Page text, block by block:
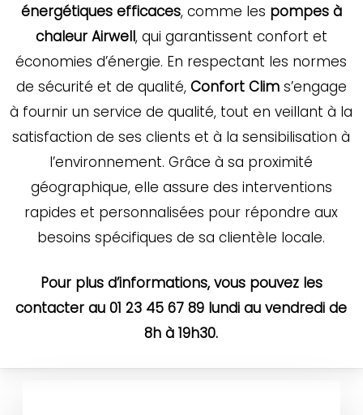
énergétiques efficaces, comme les pompes à
chaleur Airwell, qui garantissent confort et
économies d’énergie. En respectant les normes
de sécurité et de qualité, Confort Clims’engage
à fournir un service de qualité, tout en veillant à la
satisfaction de ses clients et à la sensibilisation à
l’environnement. Grâce à sa proximité
géographique, elle assure des interventions
rapides et personnalisées pour répondre aux
besoins spécifiques de sa clientèle locale.
Pour plus d’informations, vous pouvez les
contacter au 01 23 45 67 89 lundi au vendredi de
8h à 19h30.